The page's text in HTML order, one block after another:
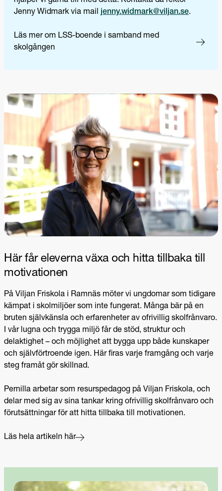
Jenny Widmark via mailjenny.widmark@viljan.se.
Läs mer om LSS-boende i samband med
skolgången
Här får eleverna växa och hitta tillbaka till
motivationen
På Viljan Friskola i Ramnäs möter vi ungdomar som tidigare
kämpat i skolmiljöer som inte fungerat. Många bär på en
bruten självkänsla och erfarenheter av ofrivillig skolfrånvaro.
I vår lugna och trygga miljö får de stöd, struktur och
delaktighet – och möjlighet att bygga upp både kunskaper
och självförtroende igen. Här firas varje framgång och varje
steg framåt gör skillnad.
Pernilla arbetar som resurspedagog på Viljan Friskola, och
delar med sig av sina tankar kring ofrivillig skolfrånvaro och
förutsättningar för att hitta tillbaka till motivationen.
Läs hela artikeln här